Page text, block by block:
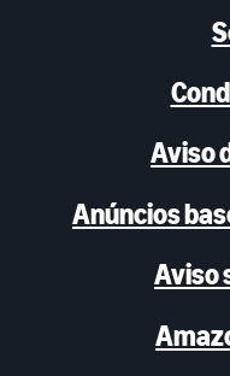
Aviso
Anúncios
Aviso